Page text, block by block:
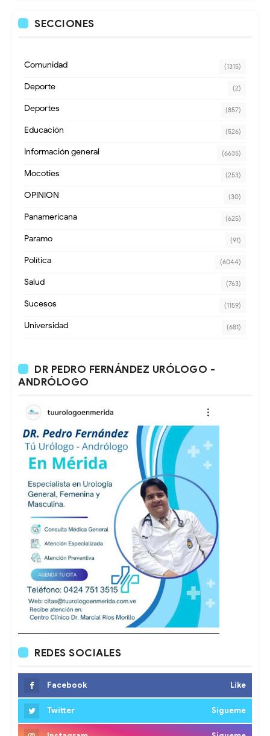
SECCIONES
Comunidad (1315)
Deporte (2)
Deportes (857)
Educación (526)
Información general (6635)
Mocoties (253)
OPINION (30)
Panamericana (625)
Paramo (91)
Política (6044)
Salud (763)
Sucesos (1159)
Universidad (681)
DR PEDRO FERNÁNDEZ URÓLOGO -
ANDRÓLOGO
REDES SOCIALES
Facebook Like
Twitter Sigueme